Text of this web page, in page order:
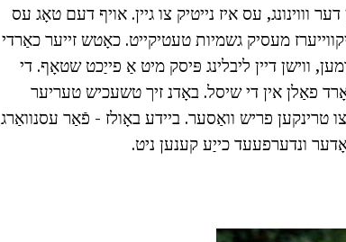
אין דער וווינונג, עס איז נייטיק צו גיין. אויף דעם טאָג עס
דעם האָדעווען ריקווייערז מעסיק גשמיות טעטיקייט. כאָטש זייער כאַרדי
ווישן דיין ליבלינג פּיסק מיט אַ פייַכט שטאָף. די
פאַלן אין די שיסל. באָדנ זיך טשעכיש טעריער
טרינקען פריש וואַסער. ביידע באָולז - פֿאַר עסנוואַרג
ונדערפעעד כייַע קענען ניט.